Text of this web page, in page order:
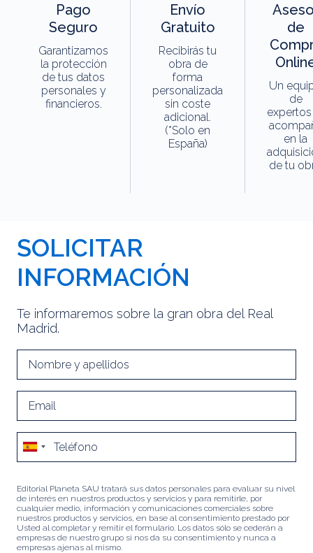
Pago
Seguro
Garantizamos
la protección
de tus datos
personales y
financieros.
Envío
Gratuito
Recibirás tu
obra de
forma
personalizada
sin coste
adicional.
(*Solo en
España)
de
Un
de
en la
de tu
SOLICITAR
INFORMACIÓN
Te informaremos sobre la gran obra del Real
Madrid.
Editorial Planeta SAU tratará sus datos personales para evaluar su nivel
de interés en nuestros productos y servicios y para remitirle, por
cualquier medio, información y comunicaciones comerciales sobre
nuestros productos y servicios, en base al consentimiento prestado por
Usted al completar y remitir el formulario. Los datos sólo se cederán a
empresas de nuestro grupo si nos da su consentimiento y nunca a
empresas ajenas al mismo.